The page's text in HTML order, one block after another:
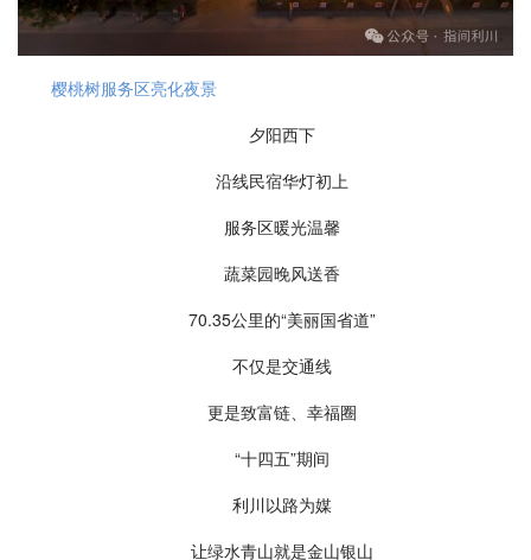
樱桃树服务区亮化夜景
夕阳西下
沿线民宿华灯初上
服务区暖光温馨
蔬菜园晚风送香
70.35公里的“美丽国省道”
不仅是交通线
更是致富链、幸福圈
“十四五”期间
利川以路为媒
让绿水青山就是金山银山